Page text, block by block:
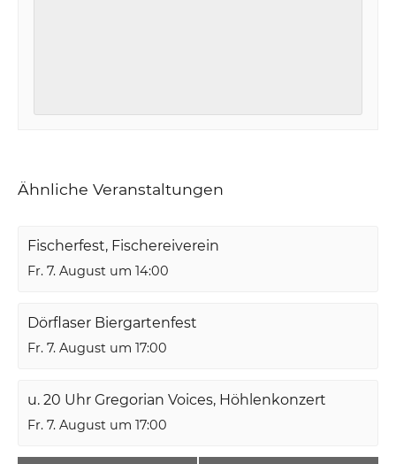
Ähnliche Veranstaltungen
Fischerfest, Fischereiverein
Fr. 7. August um 14:00
Dörflaser Biergartenfest
Fr. 7. August um 17:00
u. 20 Uhr Gregorian Voices, Höhlenkonzert
Fr. 7. August um 17:00